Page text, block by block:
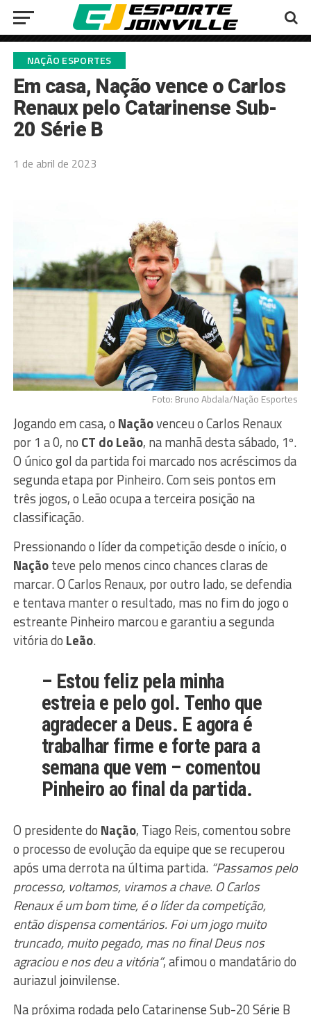
NAÇÃO ESPORTES
Em casa, Nação vence o Carlos
Renaux pelo Catarinense Sub-
20 Série B
1 de abril de 2023
Foto: Bruno Abdala/Nação Esportes
Jogando em casa, o Naçãovenceu o Carlos Renaux
por 1 a 0, no CT do Leão, na manhã desta sábado, 1º.
O único gol da partida foi marcado nos acréscimos da
segunda etapa por Pinheiro. Com seis pontos em
três jogos, o Leão ocupa a terceira posição na
classificação.
Pressionando o líder da competição desde o início, o
Naçãoteve pelo menos cinco chances claras de
marcar. O Carlos Renaux, por outro lado, se defendia
e tentava manter o resultado, mas no fim do jogo o
estreante Pinheiro marcou e garantiu a segunda
vitória do Leão.
– Estou feliz pela minha
estreia e pelo gol. Tenho que
agradecer a Deus. E agora é
trabalhar firme e forte para a
semana que vem – comentou
Pinheiro ao final da partida.
O presidente do Nação, Tiago Reis, comentou sobre
o processo de evolução da equipe que se recuperou
após uma derrota na última partida. “Passamos pelo
processo, voltamos, viramos a chave. O Carlos
Renaux é um bom time, é o líder da competição,
então dispensa comentários. Foi um jogo muito
truncado, muito pegado, mas no final Deus nos
agraciou e nos deu a vitória”, afimou o mandatário do
auriazul joinvilense.
Na próxima rodada pelo Catarinense Sub-20 Série B